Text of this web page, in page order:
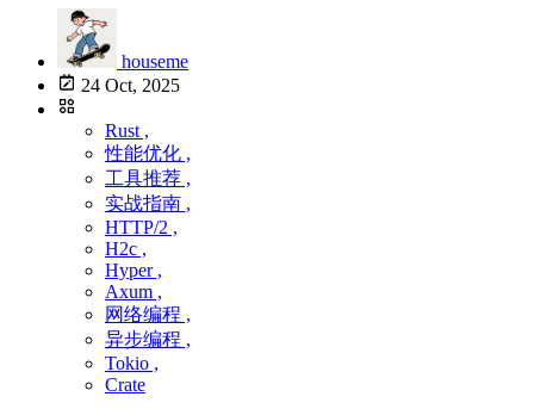
houseme
24 Oct, 2025
Rust ,
性能优化 ,
工具推荐 ,
实战指南 ,
HTTP/2 ,
H2c ,
Hyper ,
Axum ,
网络编程 ,
异步编程 ,
Tokio ,
Crate